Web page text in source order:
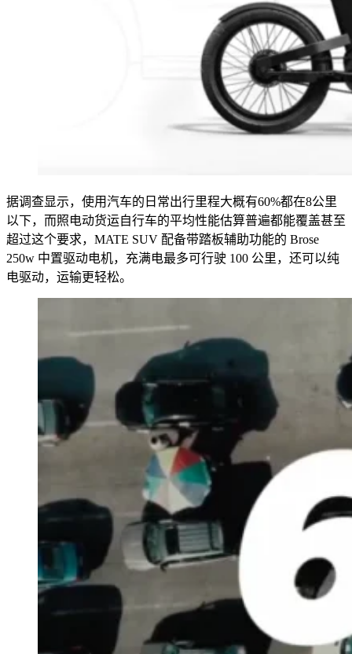
据调查显示，使用汽车的日常出行里程大概有60%都在8公里
以下，而照电动货运自行车的平均性能估算普遍都能覆盖甚至
超过这个要求，MATE SUV 配备带踏板辅助功能的 Brose
250w 中置驱动电机，充满电最多可行驶 100 公里，还可以纯
电驱动，运输更轻松。